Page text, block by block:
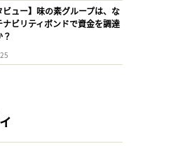
ビュー】味の素グループは、な
ナビリティボンドで資金を調達
？